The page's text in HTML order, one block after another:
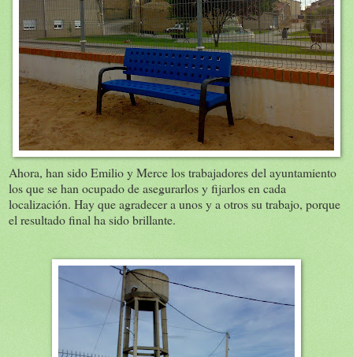
Ahora, han sido Emilio y Merce los trabajadores del ayuntamiento
los que se han ocupado de asegurarlos y fijarlos en cada
localización. Hay que agradecer a unos y a otros su trabajo, porque
el resultado final ha sido brillante.